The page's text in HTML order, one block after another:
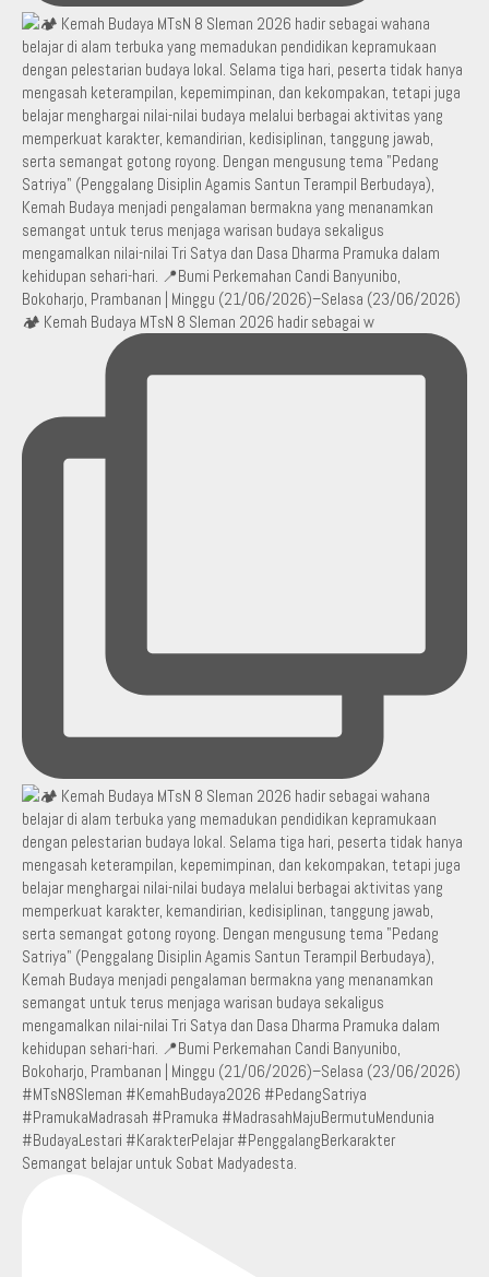
🏕️ Kemah Budaya MTsN 8 Sleman 2026 hadir sebagai w
Semangat belajar untuk Sobat Madyadesta.